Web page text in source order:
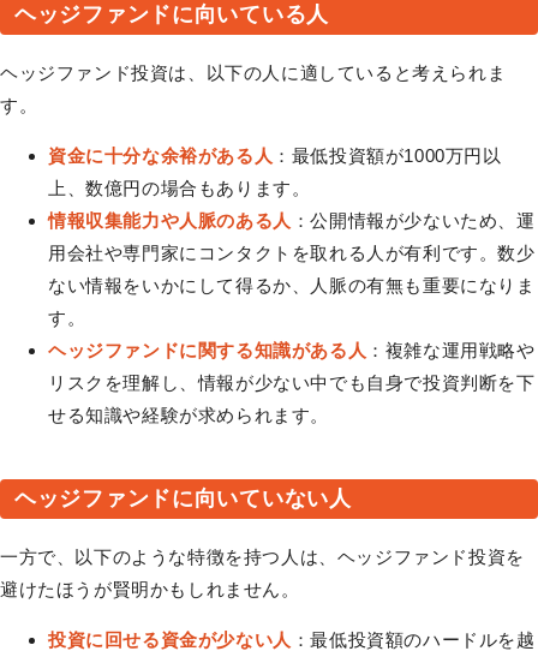
ヘッジファンドに向いている人
ヘッジファンド投資は、以下の人に適していると考えられま
す。
資金に十分な余裕がある人 ：最低投資額が1000万円以
上、数億円の場合もあります。
情報収集能力や人脈のある人 ：公開情報が少ないため、運
用会社や専門家にコンタクトを取れる人が有利です。数少
ない情報をいかにして得るか、人脈の有無も重要になりま
す。
ヘッジファンドに関する知識がある人 ：複雑な運用戦略や
リスクを理解し、情報が少ない中でも自身で投資判断を下
せる知識や経験が求められます。
ヘッジファンドに向いていない人
一方で、以下のような特徴を持つ人は、ヘッジファンド投資を
避けたほうが賢明かもしれません。
投資に回せる資金が少ない人 ：最低投資額のハードルを越